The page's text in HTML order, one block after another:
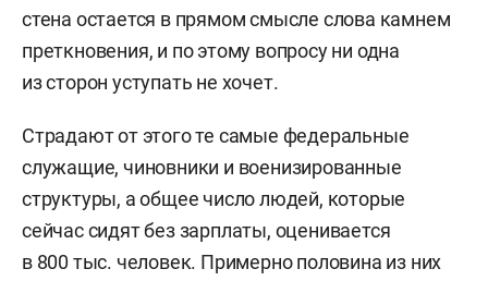
стена остается в прямом смысле слова камнем
преткновения, и по этому вопросу ни одна
из сторон уступать не хочет.
Страдают от этого те самые федеральные
служащие, чиновники и военизированные
структуры, а общее число людей, которые
сейчас сидят без зарплаты, оценивается
в 800 тыс. человек. Примерно половина из них